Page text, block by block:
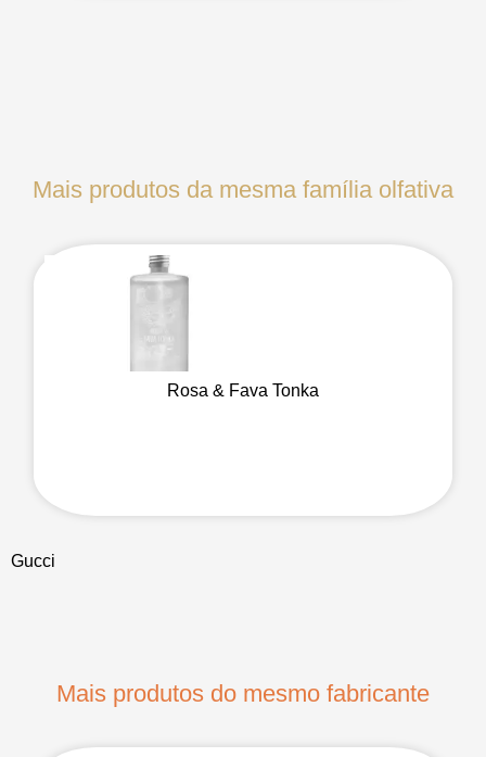
Mais produtos da mesma família olfativa
Rosa & Fava Tonka
Gucci
Mais produtos do mesmo fabricante